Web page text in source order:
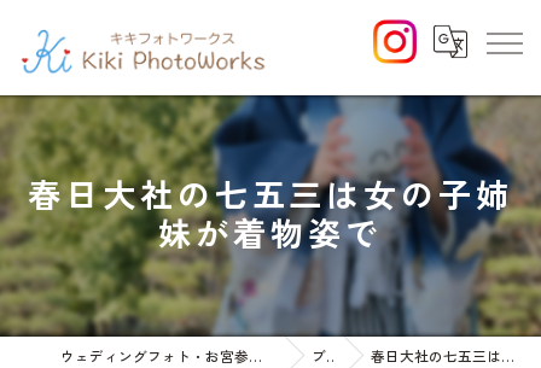
春日大社の七五三は女の子姉
妹が着物姿で
ウェディングフォト・お宮参りや七五三等のファミリーフォト ブログ 春日大社の七五三は女の子姉妹が着物姿で